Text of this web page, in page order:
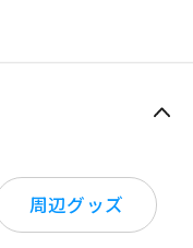
周辺グッズ